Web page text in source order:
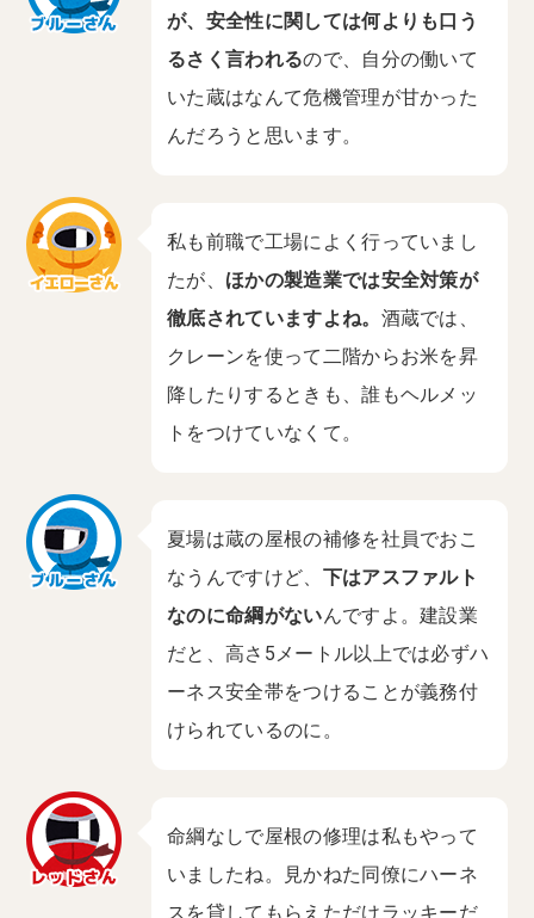
が、安全性に関しては何よりも口う
るさく言われるので、自分の働いて
いた蔵はなんて危機管理が甘かった
んだろうと思います。
私も前職で工場によく行っていまし
たが、 ほかの製造業では安全対策が
徹底されていますよね。 酒蔵では、
クレーンを使って二階からお米を昇
降したりするときも、誰もヘルメッ
トをつけていなくて。
夏場は蔵の屋根の補修を社員でおこ
なうんですけど、 下はアスファルト
なのに命綱がないんですよ。建設業
だと、高さ5メートル以上では必ずハ
ーネス安全帯をつけることが義務付
けられているのに。
命綱なしで屋根の修理は私もやって
いましたね。見かねた同僚にハーネ
スを貸してもらえただけラッキーだ